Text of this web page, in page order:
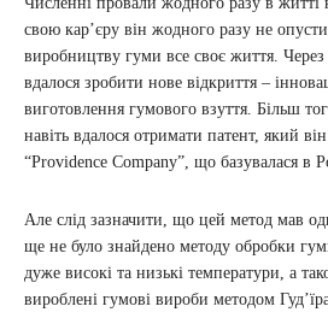
свою кар’єру він жодного разу не
виробництву гуми все своє життя. Через
вдалося зробити нове відкриття –
виготовлення гумового взуття. Більш
навіть вдалося отримати патент, який
“Providence Company”, що базувалася в
Але слід зазначити, що цей метод мав
ще не було знайдено методу обробки
дуже високі та низькі температури, а
вироблені гумові вироби методом